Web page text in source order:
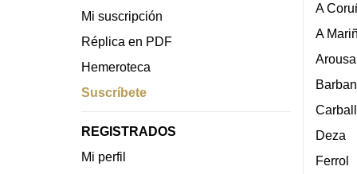
Mi suscripción
Réplica en PDF
Hemeroteca
Suscríbete
REGISTRADOS
Mi perfil
A
A
Arousa
Deza
Ferrol